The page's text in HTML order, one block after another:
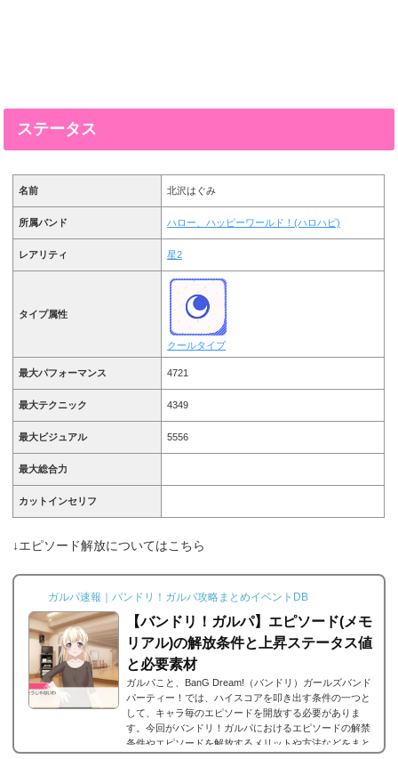
ステータス
名前 北沢はぐみ
所属バンド ハロー、ハッピーワールド！(ハロハピ)
レアリティ 星2
タイプ属性
クールタイプ
最大パフォーマンス 4721
最大テクニック 4349
最大ビジュアル 5556
最大総合力
カットインセリフ
↓エピソード解放についてはこちら
ガルパ速報｜バンドリ！ガルパ攻略まとめイベントDB
【バンドリ！ガルパ】エピソード(メモ
リアル)の解放条件と上昇ステータス値
と必要素材
ガルパこと、BanG Dream!（バンドリ）ガールズバンド
パーティー！では、ハイスコアを叩き出す条件の一つと
して、キャラ毎のエピソードを開放する必要がありま
す。今回がバンドリ！ガルパにおけるエピソードの解禁
条件やエピソードを解放するメリットや方法などをまと